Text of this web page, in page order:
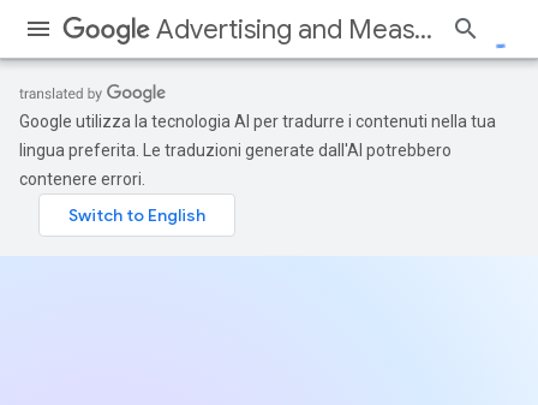
Advertising and Measurement
Google utilizza la tecnologia AI per tradurre i contenuti nella tua
lingua preferita. Le traduzioni generate dall'AI potrebbero
contenere errori.